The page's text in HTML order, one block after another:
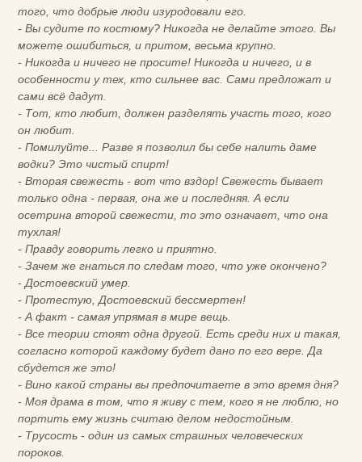
того, что добрые люди изуродовали его.
- Вы судите по костюму? Никогда не делайте этого. Вы
можете ошибиться, и притом, весьма крупно.
- Никогда и ничего не просите! Никогда и ничего, и в
особенности у тех, кто сильнее вас. Сами предложат и
сами всё дадут.
- Тот, кто любит, должен разделять участь того, кого
он любит.
- Помилуйте... Разве я позволил бы себе налить даме
водки? Это чистый спирт!
- Вторая свежесть - вот что вздор! Свежесть бывает
только одна - первая, она же и последняя. А если
осетрина второй свежести, то это означает, что она
тухлая!
- Правду говорить легко и приятно.
- Зачем же гнаться по следам того, что уже окончено?
- Достоевский умер.
- Протестую, Достоевский бессмертен!
- А факт - самая упрямая в мире вещь.
- Все теории стоят одна другой. Есть среди них и такая,
согласно которой каждому будет дано по его вере. Да
сбудется же это!
- Вино какой страны вы предпочитаете в это время дня?
- Моя драма в том, что я живу с тем, кого я не люблю, но
портить ему жизнь считаю делом недостойным.
- Трусость - один из самых страшных человеческих
пороков.